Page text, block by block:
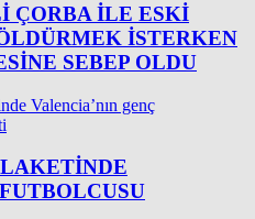
ÇORBA ILE ESKI
ISTERKEN
SEBEP OLDU